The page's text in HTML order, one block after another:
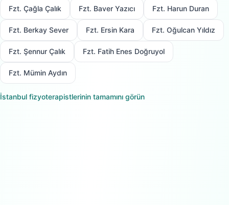
Fzt. Çağla Çalık Fzt. Baver Yazıcı Fzt. Harun Duran
Fzt. Berkay Sever Fzt. Ersin Kara Fzt. Oğulcan Yıldız
Fzt. Şennur Çalık Fzt. Fatih Enes Doğruyol
Fzt. Mümin Aydın
İstanbul fizyoterapistlerinin tamamını görün